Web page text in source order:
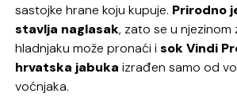
sastojke hrane koju kupuje. Prirodno
stavlja naglasak, zato se u njezinom
hladnjaku može pronaći isok Vindi
hrvatska jabuka izrađen samo od
voćnjaka.